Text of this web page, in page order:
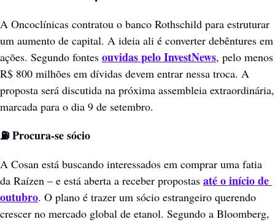
A Oncoclínicas contratou o banco Rothschild para estruturar
um aumento de capital. A ideia ali é converter debêntures em
ações. Segundo fontes ouvidas pelo InvestNews, pelo menos
R$ 800 milhões em dívidas devem entrar nessa troca. A
proposta será discutida na próxima assembleia extraordinária,
marcada para o dia 9 de setembro.
⛽ Procura-se sócio
A Cosan está buscando interessados em comprar uma fatia
da Raízen – e está aberta a receber propostas até o início de
outubro. O plano é trazer um sócio estrangeiro querendo
crescer no mercado global de etanol. Segundo a Bloomberg,